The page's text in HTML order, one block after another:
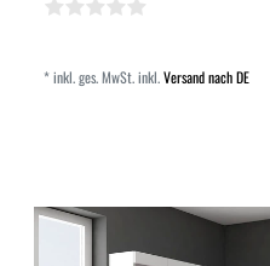
*inkl. ges. MwSt.inkl.Versand nach DE